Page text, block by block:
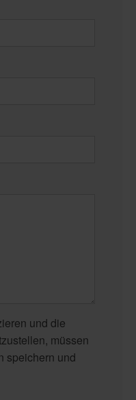
und die
müssen
speichern und